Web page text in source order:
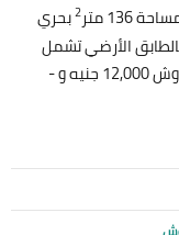
136 متر 2بحري
3 نوم 3 حمام 2 بلكونة بالطابق الأرضي تشمل
و -